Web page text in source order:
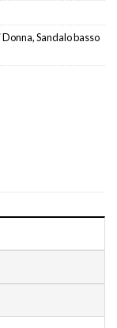
Donna,Sandalo basso